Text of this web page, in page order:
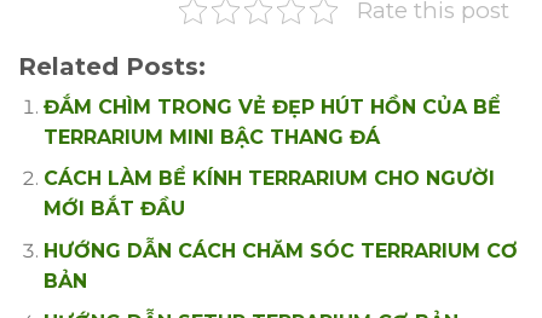
Rate this post
Related Posts:
ĐẮM CHÌM TRONG VẺ ĐẸP HÚT HỒN CỦA BỂ
TERRARIUM MINI BẬC THANG ĐÁ
CÁCH LÀM BỂ KÍNH TERRARIUM CHO NGƯỜI
MỚI BẮT ĐẦU
HƯỚNG DẪN CÁCH CHĂM SÓC TERRARIUM CƠ
BẢN